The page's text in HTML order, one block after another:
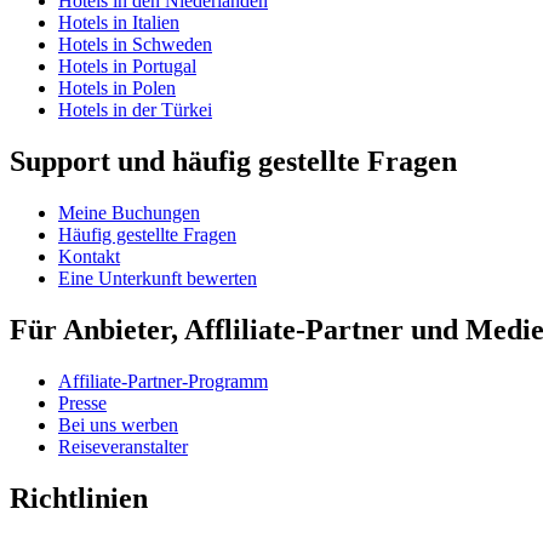
Hotels in Italien
Hotels in Schweden
Hotels in Portugal
Hotels in Polen
Hotels in der Türkei
Support und häufig gestellte Fragen
Meine Buchungen
Häufig gestellte Fragen
Kontakt
Eine Unterkunft bewerten
Für Anbieter, Affliliate-Partner und
Affiliate-Partner-Programm
Presse
Bei uns werben
Reiseveranstalter
Richtlinien